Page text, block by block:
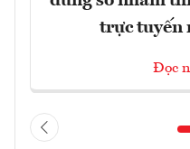
trực tuyến
Đọc